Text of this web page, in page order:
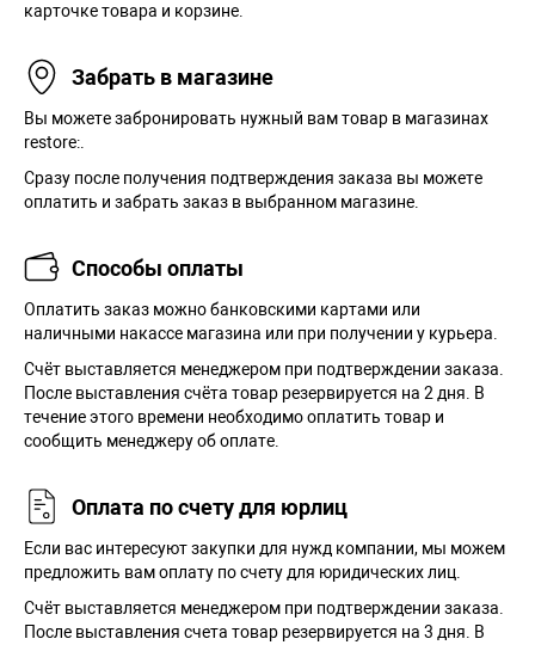
карточке товара и корзине.
Забрать в магазине
Вы можете забронировать нужный вам товар в магазинах
restore:.
Сразу после получения подтверждения заказа вы можете
оплатить и забрать заказ в выбранном магазине.
Способы оплаты
Оплатить заказ можно банковскими картами или
наличными накассе магазина или при получении у курьера.
Cчёт выставляется менеджером при подтверждении заказа.
После выставления счёта товар резервируется на 2 дня. В
течение этого времени необходимо оплатить товар и
сообщить менеджеру об оплате.
Оплата по счету для юрлиц
Если вас интересуют закупки для нужд компании, мы можем
предложить вам оплату по счету для юридических лиц.
Счёт выставляется менеджером при подтверждении заказа.
После выставления счета товар резервируется на 3 дня. В